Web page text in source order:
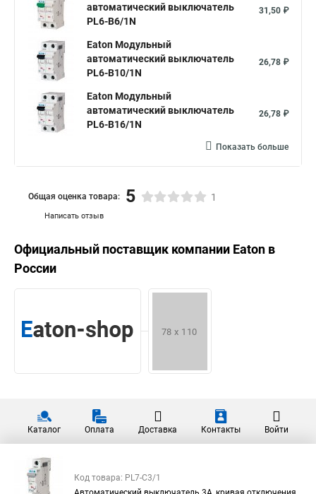
автоматический выключатель
PL6-B6/1N
31,50 ₽
Eaton Модульный
автоматический выключатель
PL6-B10/1N
26,78 ₽
Eaton Модульный
автоматический выключатель
PL6-B16/1N
26,78 ₽
Показать больше
Написать отзыв
Общая оценка товара: 5 1
Официальный поставщик компании Eaton в
России
Каталог Оплата Доставка Контакты Войти
Код товара: PL7-C3/1